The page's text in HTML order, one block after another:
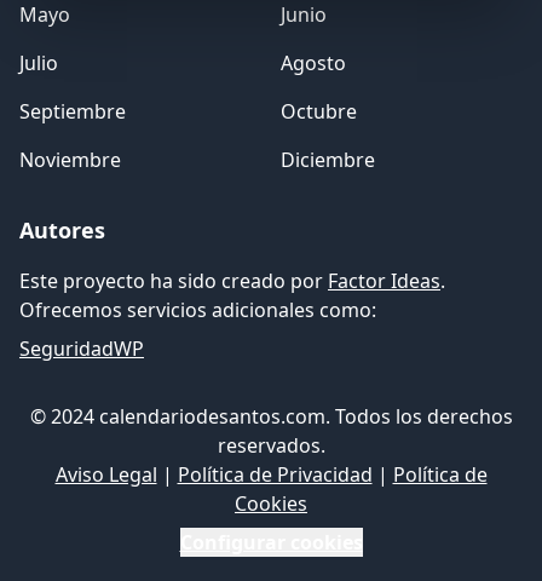
Mayo
Junio
Julio
Agosto
Septiembre
Octubre
Noviembre
Diciembre
Autores
Este proyecto ha sido creado por Factor Ideas.
Ofrecemos servicios adicionales como:
SeguridadWP
© 2024 calendariodesantos.com. Todos los derechos
reservados.
Aviso Legal | Política de Privacidad | Política de
Cookies